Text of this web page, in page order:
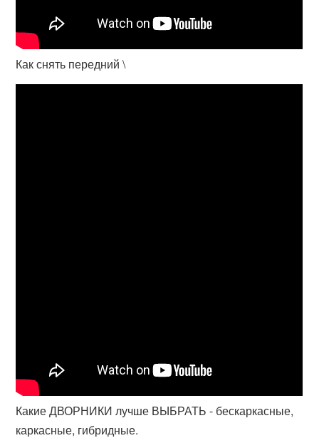
Как снять передний \
Какие ДВОРНИКИ лучше ВЫБРАТЬ - бескаркасные,
каркасные, гибридные.